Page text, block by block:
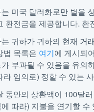
미국 달러화로만 별을
환전금을 제공합니다.
귀하가 귀하의 현재 거
법 목록은 여기에 게시되
부과될 수 있음을 유의
라 임의로) 정할 수 있는
동안의 상환액이 100달
따라) 지불을 연기할